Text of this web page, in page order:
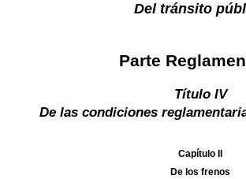
Del tránsito
Parte
Título IV
De las condiciones
Capítulo II
De los frenos